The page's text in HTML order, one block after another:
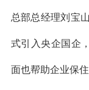
总部总经理刘宝
式引入央企国企
面也帮助企业保